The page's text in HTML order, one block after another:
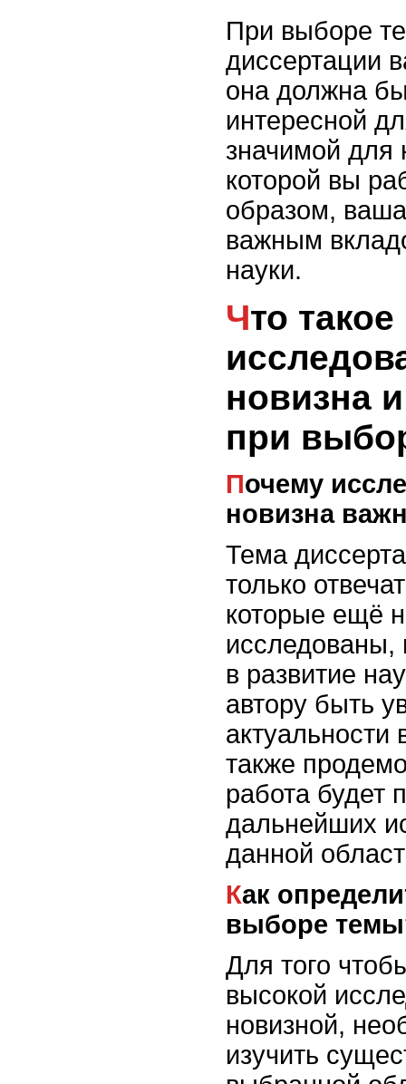
При выборе
диссертации
она должна
интересной
значимой для
которой вы
образом,
важным
науки.
Что такое
новизна
при
Почему исследовательская
новизна
Тема
только
которые ещё
исследованы,
в развитие
автору быть
также
работа будет
дальнейших
данной
Как определить новизну при
выборе
Для того
высокой
новизной,
изучить